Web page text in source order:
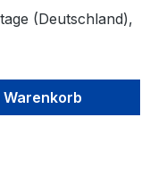
(Deutschland),
Warenkorb